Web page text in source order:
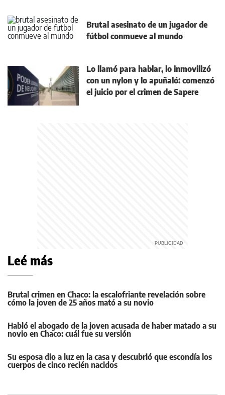
Brutal asesinato de un jugador de
fútbol conmueve al mundo
Lo llamó para hablar, lo inmovilizó
con un nylon y lo apuñaló: comenzó
el juicio por el crimen de Sapere
Leé más
Brutal crimen en Chaco: la escalofriante revelación sobre
cómo la joven de 25 años mató a su novio
Habló el abogado de la joven acusada de haber matado a su
novio en Chaco: cuál fue su versión
Su esposa dio a luz en la casa y descubrió que escondía los
cuerpos de cinco recién nacidos